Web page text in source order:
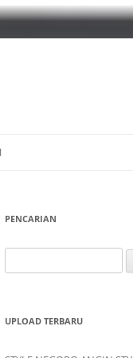
PENCARIAN
untuk:
UPLOAD TERBARU